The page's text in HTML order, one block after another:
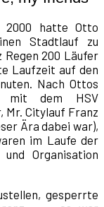
hatte Otto
Stadtlauf zu
200 Läufer
Laufzeit auf den
Nach Ottos
mit dem HSV
Citylauf Franz
Ära dabei war),
im Laufe der
Organisation
gesperrte